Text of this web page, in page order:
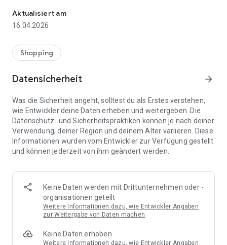
👨‍👩‍👧 Gemeinsame Einkaufslisten in Echtzeit: Alle sehen
⚡ Superschnell & einfach: Liste in Sekunden erstellen und
sofort loslegen.
📱 Immer dabei: Deine Einkaufsliste ist jederzeit auf deinem
🤝 Teilen leicht gemacht: Lade andere ein und erledigt den
Einkauf gemeinsam.
🍳 Zutaten direkt aus Rezepten übernehmen: Importiere
Zutaten von Rezept-Webseiten und verwandle sie
🚀 DEINE VORTEILE IM ALLTAG
* Nie wieder doppelte Einkäufe
* Kein Chaos mehr beim Einkaufen
* Bessere Abstimmung mit Familie & Freunden
* Perfekt für die Essensplanung
Aktualisiert am
16.04.2026
Shopping
Datensicherheit arrow_forward
Was die Sicherheit angeht, solltest du als Erstes verstehen,
wie Entwickler deine Daten erheben und weitergeben. Die
Datenschutz- und Sicherheitspraktiken können je nach deiner
Verwendung, deiner Region und deinem Alter variieren. Diese
Informationen wurden vom Entwickler zur Verfügung gestellt
und können jederzeit von ihm geändert werden.
Keine Daten werden mit Drittunternehmen oder -
organisationen geteilt
Weitere Informationen dazu, wie Entwickler Angaben
zur Weitergabe von Daten machen
Keine Daten erhoben
Weitere Informationen dazu, wie Entwickler Angaben